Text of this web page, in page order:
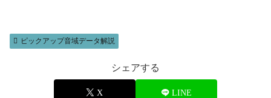
ピックアップ音域データ解説
シェアする
X LINE